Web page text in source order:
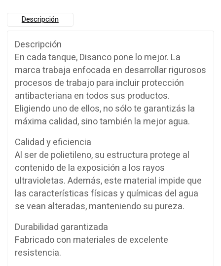
Descripción
Descripción
En cada tanque, Disanco pone lo mejor. La
marca trabaja enfocada en desarrollar rigurosos
procesos de trabajo para incluir protección
antibacteriana en todos sus productos.
Eligiendo uno de ellos, no sólo te garantizás la
máxima calidad, sino también la mejor agua.
Calidad y eficiencia
Al ser de polietileno, su estructura protege al
contenido de la exposición a los rayos
ultravioletas. Además, este material impide que
las características físicas y químicas del agua
se vean alteradas, manteniendo su pureza.
Durabilidad garantizada
Fabricado con materiales de excelente
resistencia.